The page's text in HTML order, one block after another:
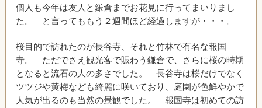
個人も今年は友人と鎌倉までお花見に行ってまいりまし
た。 と言ってももう２週間ほど経過しますが・・・。
桜目的で訪れたのが長谷寺、それと竹林で有名な報国
寺。 ただでさえ観光客で賑わう鎌倉で、さらに桜の時期
となると流石の人の多さでした。 長谷寺は桜だけでなく
ツツジや黄梅なども綺麗に咲いており、庭園が色鮮やかで
人気が出るのも当然の景観でした。 報国寺は初めての訪